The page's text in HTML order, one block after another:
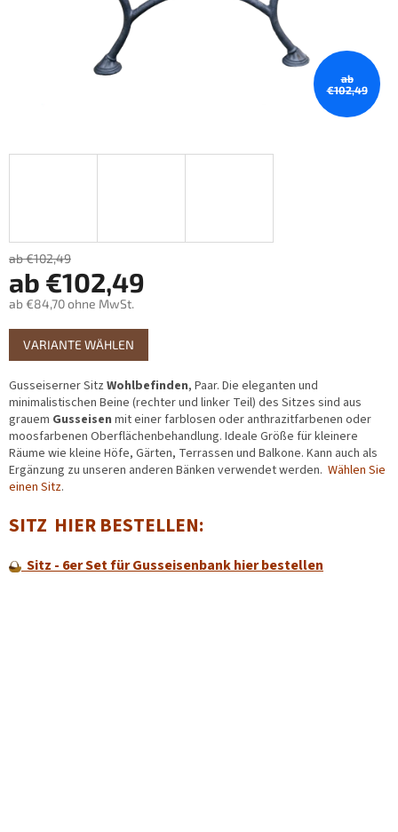
ab
€102,49
ab €102,49
ab €102,49
ab €84,70ohne MwSt.
Verkaufspreis:
VARIANTE WÄHLEN
Gusseiserner Sitz Wohlbefinden, Paar. Die eleganten und
minimalistischen Beine (rechter und linker Teil) des Sitzes sind aus
grauem Gusseisen mit einer farblosen oder anthrazitfarbenen oder
moosfarbenen Oberflächenbehandlung. Ideale Größe für kleinere
Räume wie kleine Höfe, Gärten, Terrassen und Balkone. Kann auch als
Ergänzung zu unseren anderen Bänken verwendet werden. Wählen Sie
einen Sitz.
SITZ HIER BESTELLEN:
Sitz - 6er Set für Gusseisenbank hier bestellen